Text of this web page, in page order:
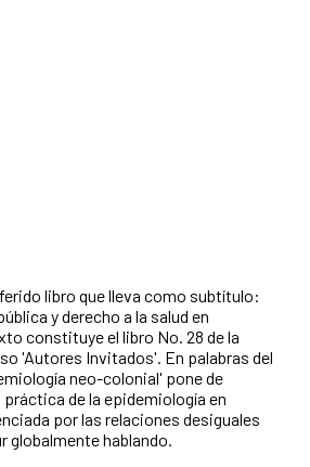
libro que lleva como subtítulo:
y derecho a la salud en
constituye el libro No. 28 de la
'Autores Invitados'. En palabras del
neo-colonial' pone de
de la epidemiología en
por las relaciones desiguales
globalmente hablando.